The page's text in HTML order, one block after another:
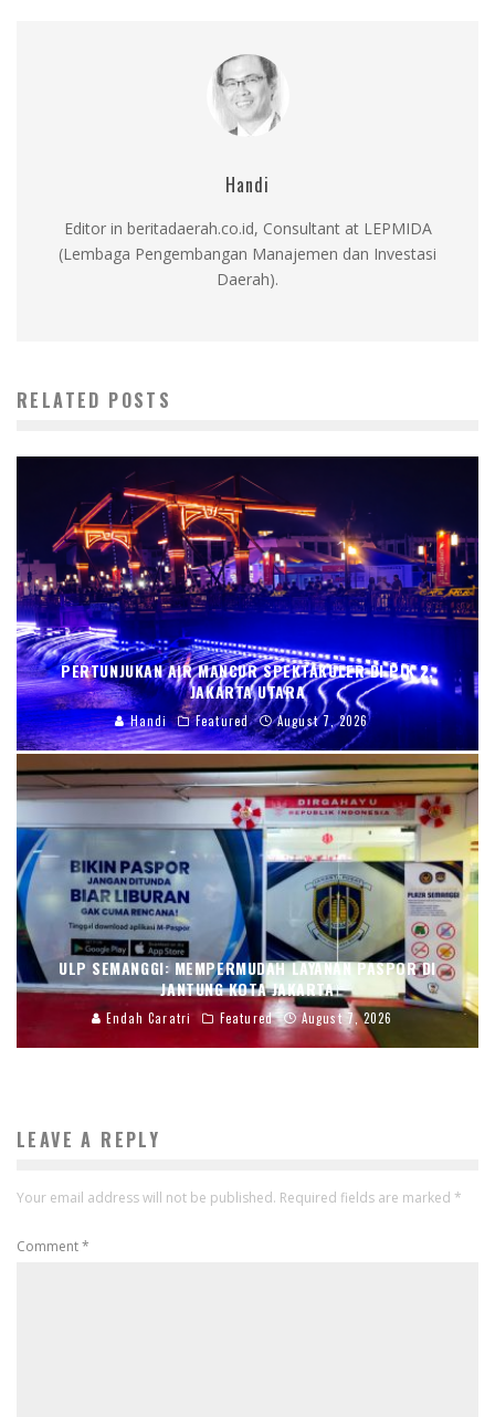
Handi
Editor in beritadaerah.co.id, Consultant at LEPMIDA
(Lembaga Pengembangan Manajemen dan Investasi
Daerah).
RELATED POSTS
PERTUNJUKAN AIR MANCUR SPEKTAKULER DI PIK 2,
JAKARTA UTARA
Handi Featured August 7, 2026
ULP SEMANGGI: MEMPERMUDAH LAYANAN PASPOR DI
JANTUNG KOTA JAKARTA
Endah Caratri Featured August 7, 2026
LEAVE A REPLY
Your email address will not be published. Required fields are marked *
Comment*